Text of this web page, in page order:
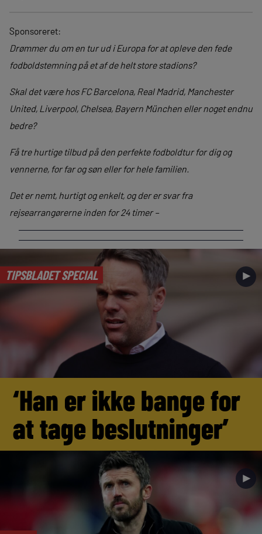
Sponsoreret:
Drømmer du om en tur ud i Europa for at opleve den fede
fodboldstemning på et af de helt store stadions?
Skal det være hos FC Barcelona, Real Madrid, Manchester
United, Liverpool, Chelsea, Bayern München eller noget endnu
bedre?
Få tre hurtige tilbud på den perfekte fodboldtur for dig og
vennerne, for far og søn eller for hele familien.
Det er nemt, hurtigt og enkelt, og der er svar fra
rejsearrangørerne inden for 24 timer –
TIPSBLADET SPECIAL ►
‘Han er ikke bange for
at tage beslutninger’
►